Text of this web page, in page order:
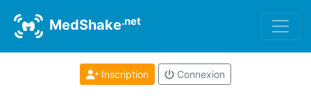
MedShake.net
Inscription Connexion